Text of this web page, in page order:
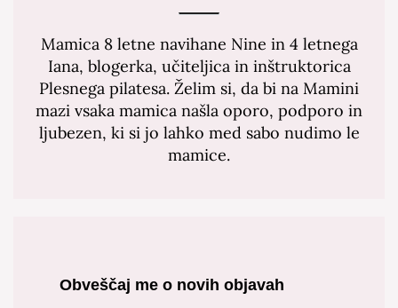
Mamica 8 letne navihane Nine in 4 letnega
Iana, blogerka, učiteljica in inštruktorica
Plesnega pilatesa. Želim si, da bi na Mamini
mazi vsaka mamica našla oporo, podporo in
ljubezen, ki si jo lahko med sabo nudimo le
mamice.
Obveščaj me o novih objavah